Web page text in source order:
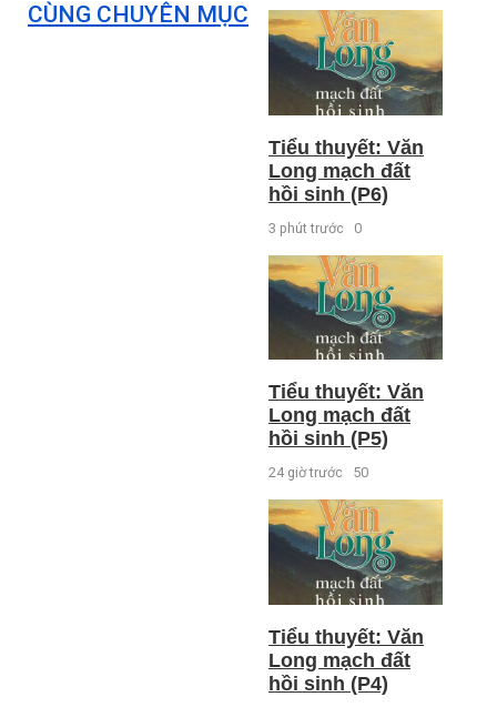
CÙNG CHUYÊN MỤC
Tiểu thuyết: Văn
Long mạch đất
hồi sinh (P6)
3 phút trước 0
Tiểu thuyết: Văn
Long mạch đất
hồi sinh (P5)
24 giờ trước 50
Tiểu thuyết: Văn
Long mạch đất
hồi sinh (P4)